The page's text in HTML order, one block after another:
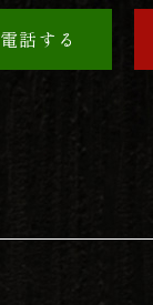
電話する